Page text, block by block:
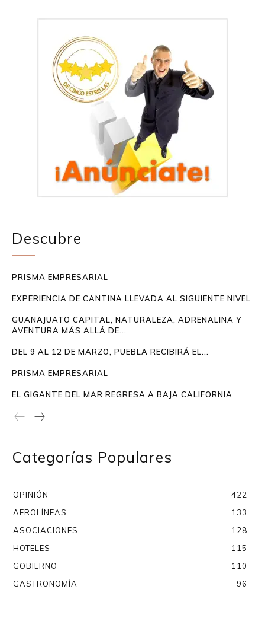
Descubre
PRISMA EMPRESARIAL
EXPERIENCIA DE CANTINA LLEVADA AL SIGUIENTE NIVEL
GUANAJUATO CAPITAL, NATURALEZA, ADRENALINA Y
AVENTURA MÁS ALLÁ DE...
DEL 9 AL 12 DE MARZO, PUEBLA RECIBIRÁ EL...
PRISMA EMPRESARIAL
EL GIGANTE DEL MAR REGRESA A BAJA CALIFORNIA
Categorías Populares
OPINIÓN
422
AEROLÍNEAS
133
ASOCIACIONES
128
HOTELES
115
GOBIERNO
110
GASTRONOMÍA
96